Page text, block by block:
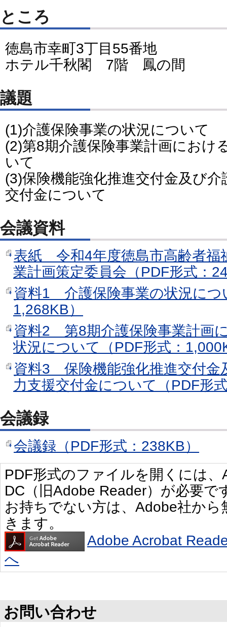
ところ
徳島市幸町3丁目55番地
ホテル千秋閣 7階 鳳の間
議題
(1)介護保険事業の状況について
(2)第8期介護保険事業計画におけ
いて
(3)保険機能強化推進交付金及び
交付金について
会議資料
表紙 令和4年度徳島市高齢者福
業計画策定委員会（PDF形式：
資料1 介護保険事業の状況につ
1,268KB）
資料2 第8期介護保険事業計画
状況について（PDF形式：
資料3 保険機能強化推進交付金
力支援交付金について（PDF形
会議録
会議録（PDF形式：238KB）
PDF形式のファイルを開くには
DC（旧Adobe Reader）が必要で
お持ちでない方は、Adobe社か
きます。
Adobe Acrobat
へ
お問い合わせ